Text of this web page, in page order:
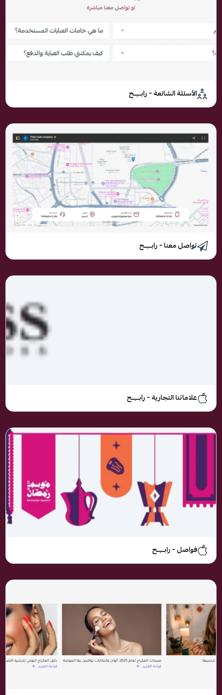
الأسئلة الشائعة – رابـــِــح
تواصل معنا – رابـــِــح
علاماتنا التجارية – رابـــِــح
فواصل – رابـــِــح